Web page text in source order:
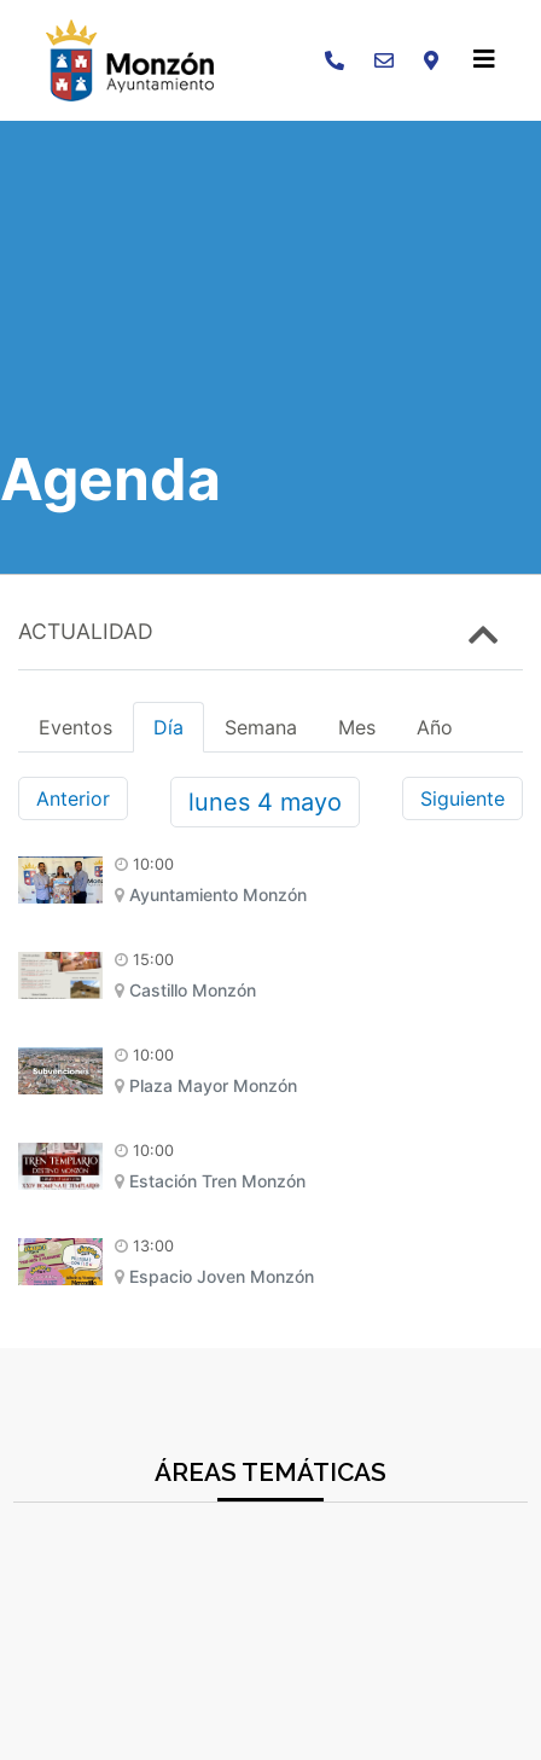
Buscar
Agenda
ACTUALIDAD
Eventos Día Semana Mes Año
Anterior lunes 4 mayo Siguiente
10:00
Ayuntamiento Monzón
15:00
Castillo Monzón
10:00
Plaza Mayor Monzón
10:00
Estación Tren Monzón
13:00
Espacio Joven Monzón
ÁREAS TEMÁTICAS